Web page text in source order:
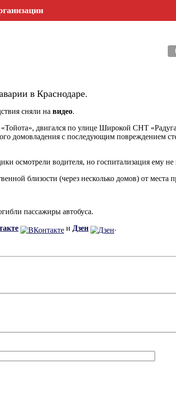
в Краснодаре.
сняли на видео.
двигался по улице Широкой СНТ
домовладения с последующим повреждением
осмотрели водителя, но госпитализация ему не
близости (через несколько домов) от места
пассажиры автобуса.
и Дзен .